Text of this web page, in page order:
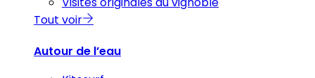
Tout voir
Autour de l’eau